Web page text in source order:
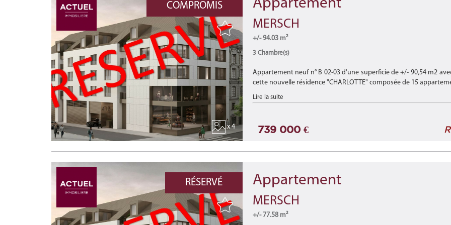
COMPROMIS
x 4
Appartement
MERSCH
+/- 94.03 m²
3 Chambre(s)
Appartement neuf n° B 02-03 d'une superficie de +/- 90,54 m2
cette nouvelle résidence "CHARLOTTE" composée de 15
Lire la suite
739 000 €
RÉSERVÉ Appartement
MERSCH
+/- 77.58 m²